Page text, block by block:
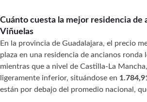
Cuánto cuesta la mejor residencia de
Viñuelas
En la provincia de Guadalajara, el precio
plaza en una residencia de ancianos ronda
mientras que a nivel de Castilla-La
ligeramente inferior, situándose en
están por debajo del promedio nacional,